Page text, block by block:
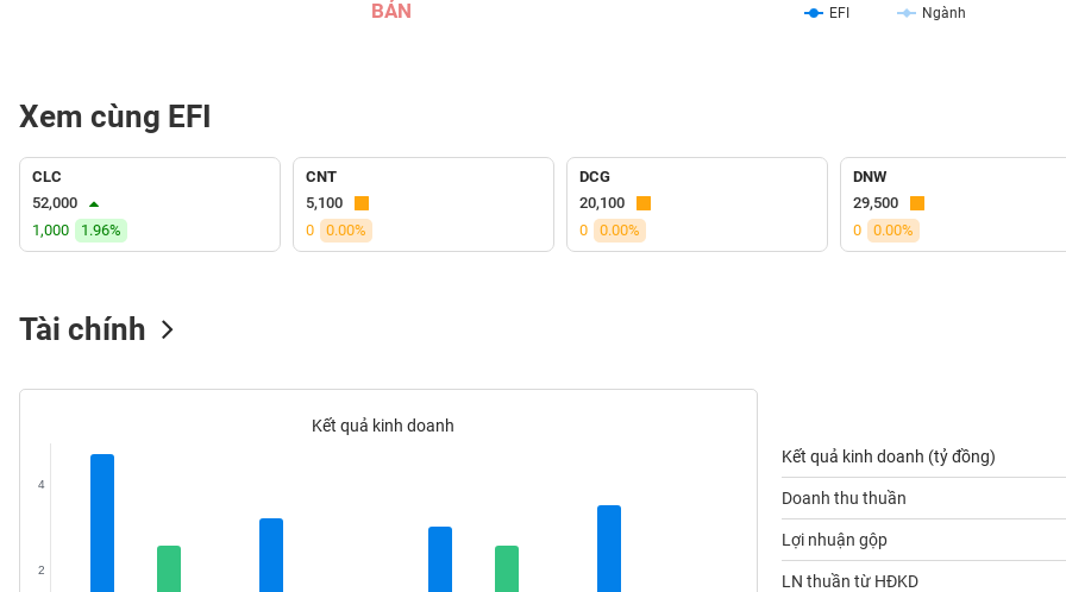
BÁN EFI Ngành
Xem cùng EFI
CLC
52,000
1,000
1.96%
CNT
5,100
0
0.00%
DCG
20,100
0
0.00%
DNW
29,500
0
0.00%
Tài chính
Kết quả kinh doanh
2
4
Kết quả kinh doanh (tỷ đồng)
Doanh thu thuần
Lợi nhuận gộp
LN thuần từ HĐKD
(-)
VS-
SECTOR
LIỆU